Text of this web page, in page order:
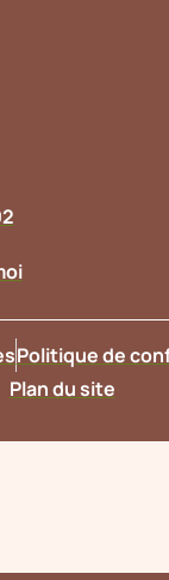
Politique de
Plan du site